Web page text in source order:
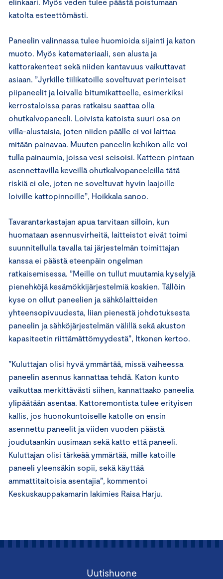
katolta esteettömästi.
Paneelin valinnassa tulee huomioida sijainti ja katon
muoto. Myös katemateriaali, sen alusta ja
kattorakenteet sekä niiden kantavuus vaikuttavat
asiaan. ”Jyrkille tiilikatoille soveltuvat perinteiset
piipaneelit ja loivalle bitumikatteelle, esimerkiksi
kerrostaloissa paras ratkaisu saattaa olla
ohutkalvopaneeli. Loivista katoista suuri osa on
villa-alustaisia, joten niiden päälle ei voi laittaa
mitään painavaa. Muuten paneelin kehikon alle voi
tulla painaumia, joissa vesi seisoisi. Katteen pintaan
asennettavilla keveillä ohutkalvopaneeleilla tätä
riskiä ei ole, joten ne soveltuvat hyvin laajoille
loiville kattopinnoille”, Hoikkala sanoo.
Tavarantarkastajan apua tarvitaan silloin, kun
huomataan asennusvirheitä, laitteistot eivät toimi
suunnitellulla tavalla tai järjestelmän toimittajan
kanssa ei päästä eteenpäin ongelman
ratkaisemisessa. ”Meille on tullut muutamia kyselyjä
pienehköjä kesämökkijärjestelmiä koskien. Tällöin
kyse on ollut paneelien ja sähkölaitteiden
yhteensopivuudesta, liian pienestä johdotuksesta
paneelin ja sähköjärjestelmän välillä sekä akuston
kapasiteetin riittämättömyydestä”, Itkonen kertoo.
”Kuluttajan olisi hyvä ymmärtää, missä vaiheessa
paneelin asennus kannattaa tehdä. Katon kunto
vaikuttaa merkittävästi siihen, kannattaako paneelia
ylipäätään asentaa. Kattoremontista tulee erityisen
kallis, jos huonokuntoiselle katolle on ensin
asennettu paneelit ja viiden vuoden päästä
joudutaankin uusimaan sekä katto että paneeli.
Kuluttajan olisi tärkeää ymmärtää, mille katoille
paneeli yleensäkin sopii, sekä käyttää
ammattitaitoisia asentajia”, kommentoi
Keskuskauppakamarin lakimies Raisa Harju.
Uutishuone